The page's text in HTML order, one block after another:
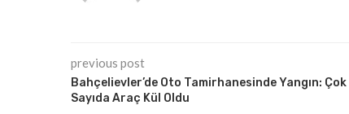
previous post
Bahçelievler’de Oto Tamirhanesinde Yangın: Çok
Sayıda Araç Kül Oldu